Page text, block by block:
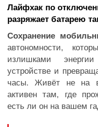
Лайфхак по
разряжает батарею
Сохранение
автономности,
излишками
устройстве и
часы. Живёт не на
активен там, где
есть ли он на вашем